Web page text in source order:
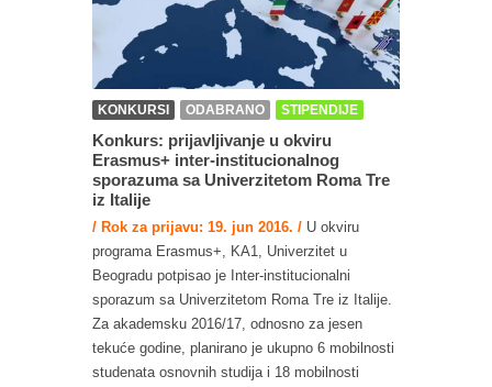
KONKURSI ODABRANO STIPENDIJE
Konkurs: prijavljivanje u okviru
Erasmus+ inter-institucionalnog
sporazuma sa Univerzitetom Roma Tre
iz Italije
/ Rok za prijavu: 19. jun 2016. / U okviru
programa Erasmus+, KA1, Univerzitet u
Beogradu potpisao je Inter-institucionalni
sporazum sa Univerzitetom Roma Tre iz Italije.
Za akademsku 2016/17, odnosno za jesen
tekuće godine, planirano je ukupno 6 mobilnosti
studenata osnovnih studija i 18 mobilnosti